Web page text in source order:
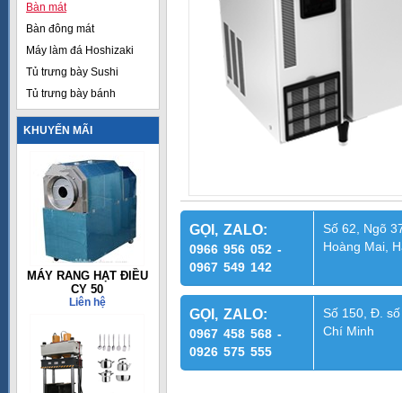
Bàn mát
Bàn đông mát
Máy làm đá Hoshizaki
Tủ trưng bày Sushi
Tủ trưng bày bánh
KHUYẾN MÃI
MÁY RANG HẠT ĐIỀU
CY 50
Liên hệ
GỌI, ZALO:
0966 956 052 -
0967 549 142
Số 62, Ngõ
Hoàng Mai,
GỌI, ZALO:
0967 458 568 -
0926 575 555
Số 150, Đ.
Chí Minh